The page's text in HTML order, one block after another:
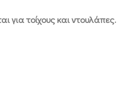
για τοίχους και ντουλάπες.